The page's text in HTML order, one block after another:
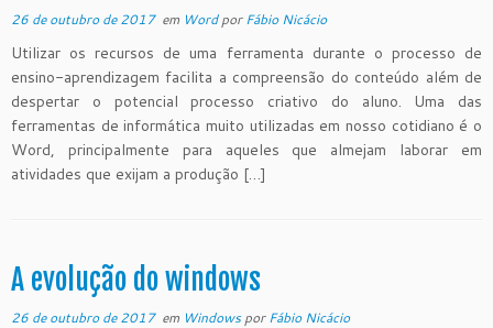
26 de outubro de 2017em WordporFábio Nicácio
Utilizar os recursos de uma ferramenta durante o processo de
ensino-aprendizagem facilita a compreensão do conteúdo além de
despertar o potencial processo criativo do aluno. Uma das
ferramentas de informática muito utilizadas em nosso cotidiano é o
Word, principalmente para aqueles que almejam laborar em
atividades que exijam a produção […]
A evolução do windows
26 de outubro de 2017em WindowsporFábio Nicácio